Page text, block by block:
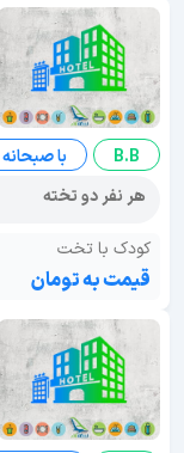
B.B
با صبحانه
هر نفر دو تخته
کودک با تخت
قیمت به تومان